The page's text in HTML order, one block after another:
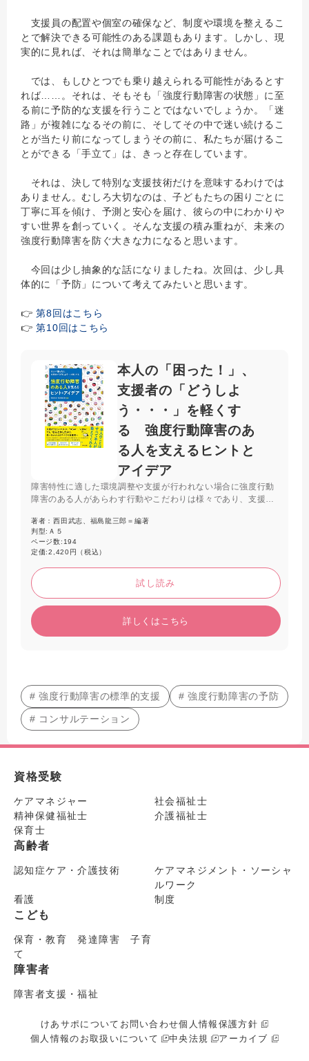
支援員の配置や個室の確保など、制度や環境を整えるこ
とで解決できる可能性のある課題もあります。しかし、現
実的に見れば、それは簡単なことではありません。
では、もしひとつでも乗り越えられる可能性があるとす
れば……。それは、そもそも「強度行動障害の状態」に至
る前に予防的な支援を行うことではないでしょうか。「迷
路」が複雑になるその前に、そしてその中で迷い続けるこ
とが当たり前になってしまうその前に、私たちが届けるこ
とができる「手立て」は、きっと存在しています。
それは、決して特別な支援技術だけを意味するわけでは
ありません。むしろ大切なのは、子どもたちの困りごとに
丁寧に耳を傾け、予測と安心を届け、彼らの中にわかりや
すい世界を創っていく。そんな支援の積み重ねが、未来の
強度行動障害を防ぐ大きな力になると思います。
今回は少し抽象的な話になりましたね。次回は、少し具
体的に「予防」について考えてみたいと思います。
👉第8回はこちら
👉第10回はこちら
本人の「困った！」、
支援者の「どうしよ
う・・・」を軽くす
る 強度行動障害のあ
る人を支えるヒントと
アイデア
障害特性に適した環境調整や支援が行われない場合に強度行動
障害のある人があらわす行動やこだわりは様々であり、支援者
き合い方、権利擁護の視点、チーム支援などのヒントやアイデ
アをわかりやすく解説する。
著者：西田武志、福島龍三郎＝編著
判型: Ａ５
ページ数: 194
定価:2,420円（税込）
試し読み
詳しくはこちら
# 強度行動障害の標準的支援 # 強度行動障害の予防
# コンサルテーション
資格受験
ケアマネジャー
社会福祉士
精神保健福祉士
介護福祉士
保育士
高齢者
認知症ケア・介護技術
ケアマネジメント・ソーシャ
ルワーク
看護
制度
こども
保育・教育 発達障害 子育
て
障害者
障害者支援・福祉
けあサポについて お問い合わせ個人情報保護方針
個人情報のお取扱いについて
中央法規 アーカイブ